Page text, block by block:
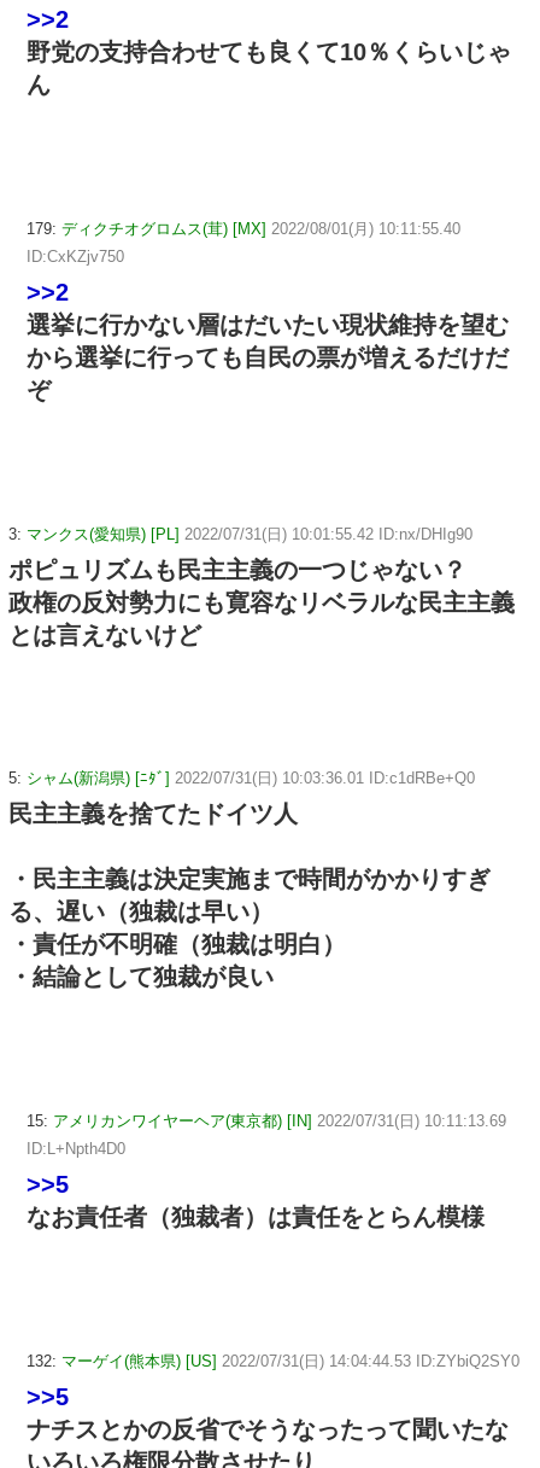
>>2
野党の支持合わせても良くて10％くらいじゃ
ん
179: ディクチオグロムス(茸) [MX] 2022/08/01(月) 10:11:55.40
ID:CxKZjv750
>>2
選挙に行かない層はだいたい現状維持を望む
から選挙に行っても自民の票が増えるだけだ
ぞ
3: マンクス(愛知県) [PL] 2022/07/31(日) 10:01:55.42 ID:nx/DHIg90
ポピュリズムも民主主義の一つじゃない？
政権の反対勢力にも寛容なリベラルな民主主義
とは言えないけど
5: シャム(新潟県) [ﾆﾀﾞ] 2022/07/31(日) 10:03:36.01 ID:c1dRBe+Q0
民主主義を捨てたドイツ人
・民主主義は決定実施まで時間がかかりすぎ
る、遅い（独裁は早い）
・責任が不明確（独裁は明白）
・結論として独裁が良い
15: アメリカンワイヤーヘア(東京都) [IN] 2022/07/31(日) 10:11:13.69
ID:L+Npth4D0
>>5
なお責任者（独裁者）は責任をとらん模様
132: マーゲイ(熊本県) [US] 2022/07/31(日) 14:04:44.53 ID:ZYbiQ2SY0
>>5
ナチスとかの反省でそうなったって聞いたな
いろいろ権限分散させたり